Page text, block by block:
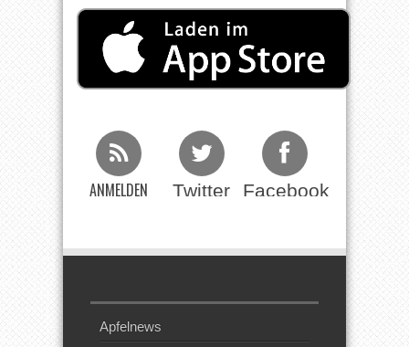
ANMELDEN Twitter Facebook
Apfelnews